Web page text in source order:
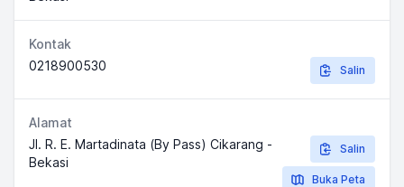
Kontak
0218900530
Salin
Alamat
Jl. R. E. Martadinata (By Pass) Cikarang -
Bekasi
Salin
Buka Peta